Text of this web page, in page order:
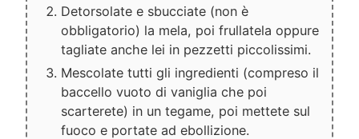
Detorsolate e sbucciate (non è
obbligatorio) la mela, poi frullatela oppure
tagliate anche lei in pezzetti piccolissimi.
Mescolate tutti gli ingredienti (compreso il
baccello vuoto di vaniglia che poi
scarterete) in un tegame, poi mettete sul
fuoco e portate ad ebollizione.